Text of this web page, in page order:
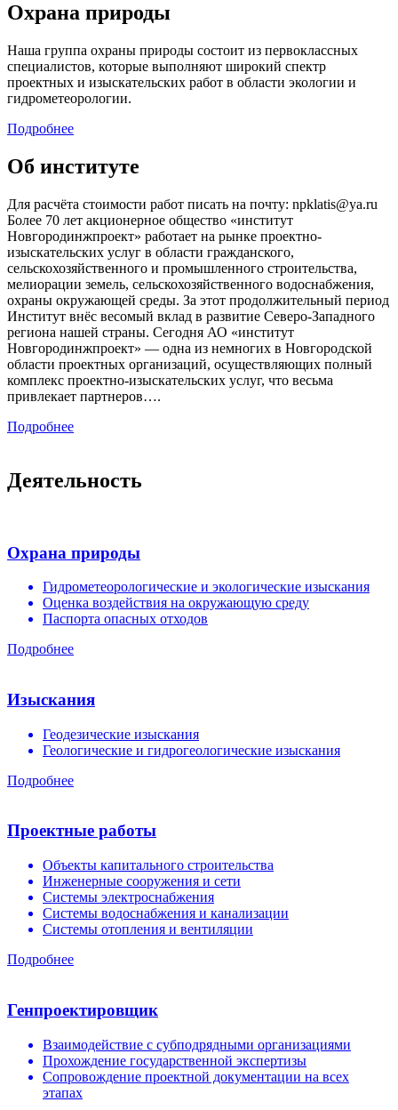
Охрана природы
Наша группа охраны природы состоит из первоклассных
специалистов, которые выполняют широкий спектр
проектных и изыскательских работ в области экологии и
гидрометеорологии.
Подробнее
Об институте
Для расчёта стоимости работ писать на почту: npklatis@ya.ru
Более 70 лет акционерное общество «институт
Новгородинжпроект» работает на рынке проектно-
изыскательских услуг в области гражданского,
сельскохозяйственного и промышленного строительства,
мелиорации земель, сельскохозяйственного водоснабжения,
охраны окружающей среды. За этот продолжительный период
Институт внёс весомый вклад в развитие Северо-Западного
региона нашей страны. Сегодня АО «институт
Новгородинжпроект» — одна из немногих в Новгородской
области проектных организаций, осуществляющих полный
комплекс проектно-изыскательских услуг, что весьма
привлекает партнеров….
Подробнее
Деятельность
Охрана природы
Гидрометеорологические и экологические изыскания
Оценка воздействия на окружающую среду
Паспорта опасных отходов
Подробнее
Изыскания
Геодезические изыскания
Геологические и гидрогеологические изыскания
Подробнее
Проектные работы
Объекты капитального строительства
Инженерные сооружения и сети
Системы электроснабжения
Системы водоснабжения и канализации
Системы отопления и вентиляции
Подробнее
Генпроектировщик
Взаимодействие с субподрядными организациями
Прохождение государственной экспертизы
Сопровождение проектной документации на всех
этапах